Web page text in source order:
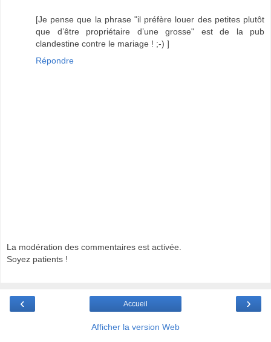
[Je pense que la phrase "il préfère louer des petites plutôt
que d’être propriétaire d’une grosse" est de la pub
clandestine contre le mariage ! ;-) ]
Répondre
La modération des commentaires est activée.
Soyez patients !
‹ ›
Accueil
Afficher la version Web